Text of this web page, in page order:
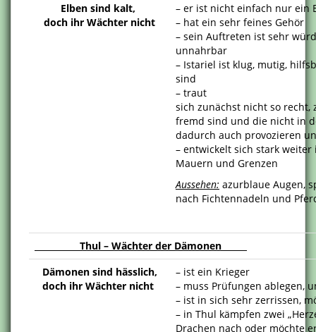
Elben sind kalt,
doch ihr Wächter nicht
– er ist nicht einfach nur ein
– hat ein sehr feines Gehör
– sein Auftreten ist sehr
unnahrbar
– Istariel ist klug, mutig,
sind
– traut
sich zunächst nicht so recht,
fremd sind und die nicht in
dadurch auch provozieren
– entwickelt sich stark
Mauern und Grenzen
Aussehen: azurblaue Augen,
nach Fichtennadeln und
Thul – Wächter der Dämonen
Dämonen sind hässlich,
doch ihr Wächter nicht
– ist ein Krieger
– muss Prüfungen ablegen,
– ist in sich sehr zerrissen,
– in Thul kämpfen zwei
Drachen nach oder möchte